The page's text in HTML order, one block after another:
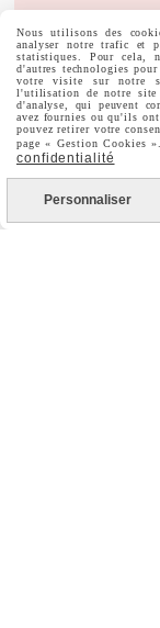
Commandes
Nous Suivre

Nous utilisons des
analyser notre trafic et
statistiques. Pour cela,
d'autres technologies
votre visite sur notre
l'utilisation de notre site
d'analyse, qui peuvent
avez fournies ou qu'ils
pouvez retirer votre
page « Gestion Cookies
confidentialité
Personnaliser